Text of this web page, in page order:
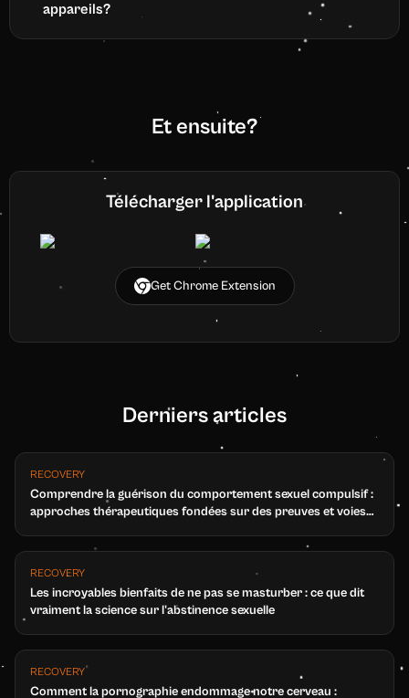
appareils?
Et ensuite?
Télécharger l'application
Get Chrome Extension
Derniers articles
RECOVERY
Comprendre la guérison du comportement sexuel compulsif :
approches thérapeutiques fondées sur des preuves et voies
RECOVERY
Les incroyables bienfaits de ne pas se masturber : ce que dit
vraiment la science sur l'abstinence sexuelle
RECOVERY
Comment la pornographie endommage notre cerveau :